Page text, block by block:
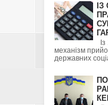
механізм
державних